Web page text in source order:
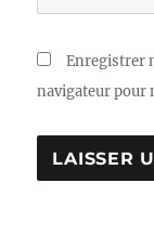
Enregistrer
navigateur pour